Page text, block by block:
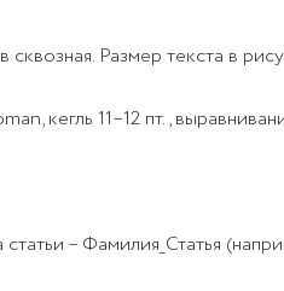
Размер текста в
кегль 11–12 пт.,
– Фамилия_Статья